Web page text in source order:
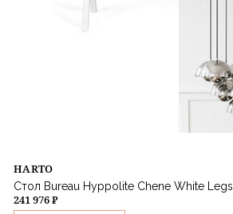
HARTO
Стол Bureau Hyppolite Chene White Legs
241 976 ₽